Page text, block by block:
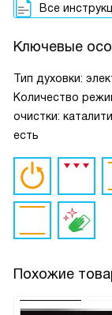
Все
Ключевые
Тип духовки:
Количество
очистки:
есть
Похожие